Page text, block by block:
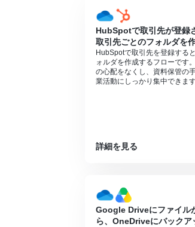
ミニプランなどの有料
ができます。
HubSpotで取引先が登録
取引先ごとのフォルダを
HubSpotで取引先を登録する
ォルダを作成するフローです
の心配をなくし、資料保管の
業活動にしっかり集中できます
詳細を見る
Google Driveにファイル
ら、OneDriveにバックア